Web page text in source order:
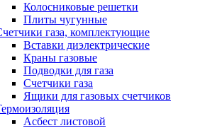
Колосниковые решетки
Плиты чугунные
газа, комплектующие
Вставки диэлектрические
Краны газовые
Подводки для газа
Счетчики газа
Ящики для газовых счетчиков
Асбест листовой